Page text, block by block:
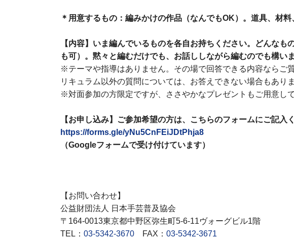
＊用意するもの：編みかけの作品（なんでもOK）。道具、材料
【内容】いま編んでいるものを各自お持ちください。どんな
も可）。黙々と編むだけでも、お話ししながら編むのでも構い
※テーマや指導はありません。その場で回答できる内容ならご
リキュラム以外の質問については、お答えできない場合もありま
※対面参加の方限定ですが、ささやかなプレゼントもご用意して
【お申し込み】ご参加希望の方は、こちらのフォームにご記入
https://forms.gle/yNu5CnFEiJDtPhja8
（Googleフォームで受け付けています）
【お問い合わせ】
公益財団法人 日本手芸普及協会
〒164-0013東京都中野区弥生町5-6-11ヴォーグビル1階
TEL： 03-5342-3670 FAX： 03-5342-3671